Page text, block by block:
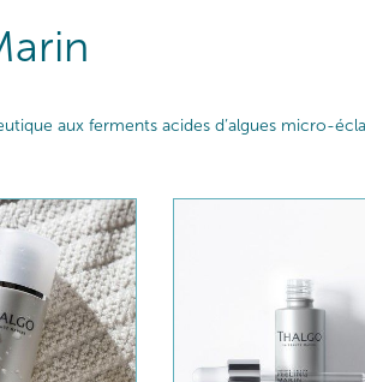
aux ferments acides d’algues micro-